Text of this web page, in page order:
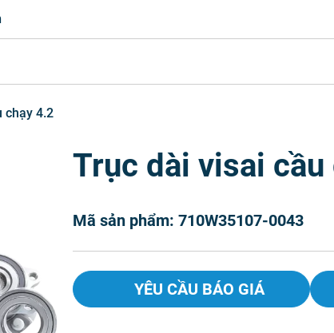
chạy 4.2
Trục dài visai cầu
Mã sản phẩm: 710W35107-0043
YÊU CẦU BÁO GIÁ